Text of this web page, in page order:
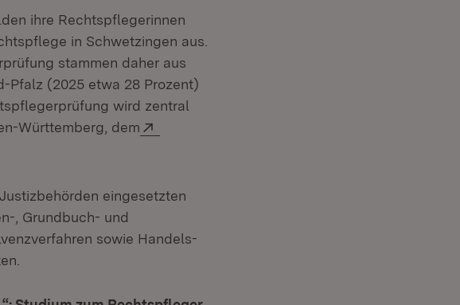
ihre Rechtspflegerinnen
in Schwetzingen aus.
stammen daher aus
Pfalz (2025 etwa 28 Prozent)
wird zentral
Württemberg, dem
eingesetzten
, Grundbuch- und
sowie Handels-